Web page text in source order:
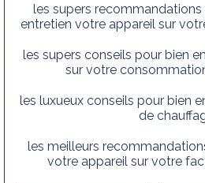
les supers recommandations
entretien votre appareil sur
les supers conseils pour bien
sur votre
les luxueux conseils pour bien
de
les meilleurs
votre appareil sur votre